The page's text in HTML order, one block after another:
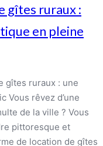
gîtes ruraux :
en pleine
gîtes ruraux : une
Vous rêvez d’une
de la ville ? Vous
pittoresque et
de location de gîtes